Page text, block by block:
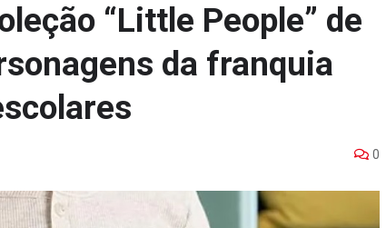
“Little People” de
da franquia
0